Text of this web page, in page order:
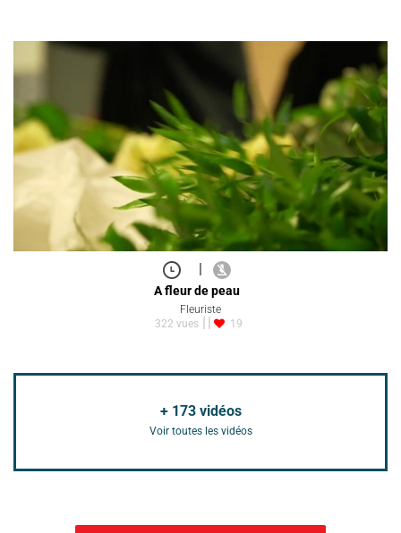
A fleur de peau
Fleuriste
322 vues
19
+ 173vidéos
Voir toutes les vidéos